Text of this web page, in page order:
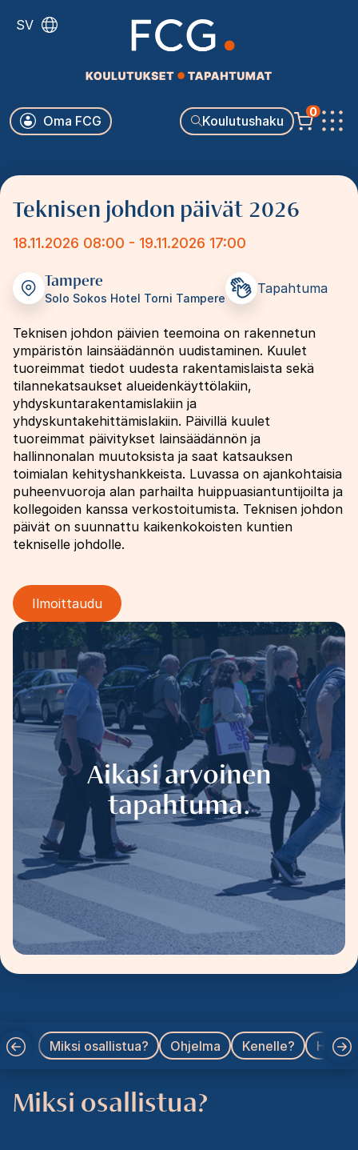
pääsisältöön
SV
Koulutushaku
Käyttäjävalikko
Oma FCG
0
Päävalikko
Teknisen johdon päivät 2026
18.11.2026 08:00 - 19.11.2026 17:00
Tampere
Solo Sokos Hotel Torni Tampere
Tapahtuma
Teknisen johdon päivien teemoina on rakennetun
ympäristön lainsäädännön uudistaminen. Kuulet
tuoreimmat tiedot uudesta rakentamislaista sekä
tilannekatsaukset alueidenkäyttölakiin,
yhdyskuntarakentamislakiin ja
yhdyskuntakehittämislakiin. Päivillä kuulet
tuoreimmat päivitykset lainsäädännön ja
hallinnonalan muutoksista ja saat katsauksen
toimialan kehityshankkeista. Luvassa on ajankohtaisia
puheenvuoroja alan parhailta huippuasiantuntijoilta ja
kollegoiden kanssa verkostoitumista. Teknisen johdon
päivät on suunnattu kaikenkokoisten kuntien
tekniselle johdolle.
Ilmoittaudu
Image
Aikasi arvoinen
tapahtuma.
Miksi osallistua? Ohjelma Kenelle? Hinnat
Miksi osallistua?